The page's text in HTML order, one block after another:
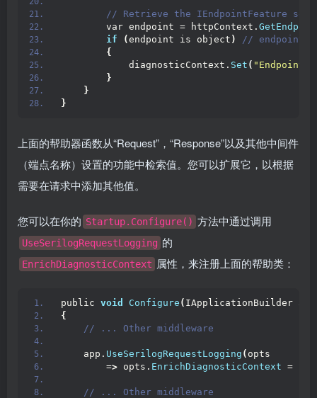
// Retrieve the IEndpointFeature
        var endpoint = httpContext.
if
(endpoint is object )
// endpoint
{
            diagnosticContext.
Set (
}
}
}
上面的帮助器函数从“Request”，“Response”以及其他中间件
（端点名称）设置的功能中检索值。您可以扩展它，以根据
需要在请求中添加其他值。
您可以在你的 Startup.Configure() 方法中通过调用
UseSerilogRequestLogging 的
EnrichDiagnosticContext 属性，来注册上面的帮助类：
public void Configure ( IApplicationBuilder app,
{
// ... Other middleware
    app.
UseSerilogRequestLogging ( opts
        =
> opts. EnrichDiagnosticContext =
// ... Other middleware